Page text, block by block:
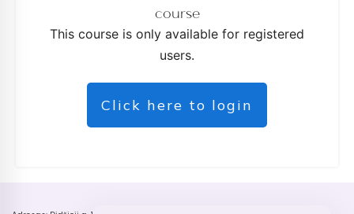
course
This course is only available for registered
users.
Click here to login